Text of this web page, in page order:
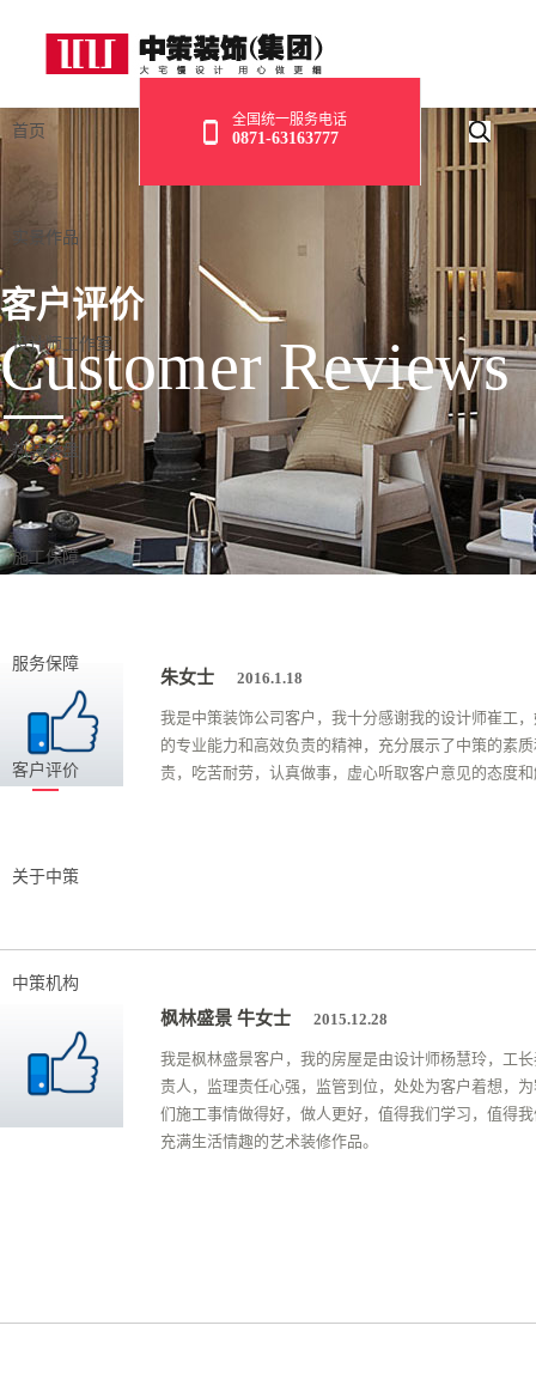
全国统一服务电话
0871-63163777
首页
实景作品
设计师工作室
热装楼盘
施工保障
服务保障
客户评价
关于中策
中策机构
客户评价
Customer Reviews
朱女士 2016.1.18
我是中策装饰公司客户，我十分感谢我的设计师崔工
的专业能力和高效负责的精神，充分展示了中策的素
责，吃苦耐劳，认真做事，虚心听取客户意见的态度
枫林盛景 牛女士 2015.12.28
我是枫林盛景客户，我的房屋是由设计师杨慧玲，工
责人，监理责任心强，监管到位，处处为客户着想，
们施工事情做得好，做人更好，值得我们学习，值得
充满生活情趣的艺术装修作品。